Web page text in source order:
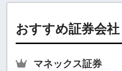
おすすめ証券会社
マネックス証券